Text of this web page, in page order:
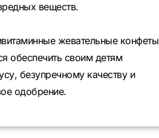
веществ.
жевательные конфеты
обеспечить своим детям
безупречному качеству и
одобрение.